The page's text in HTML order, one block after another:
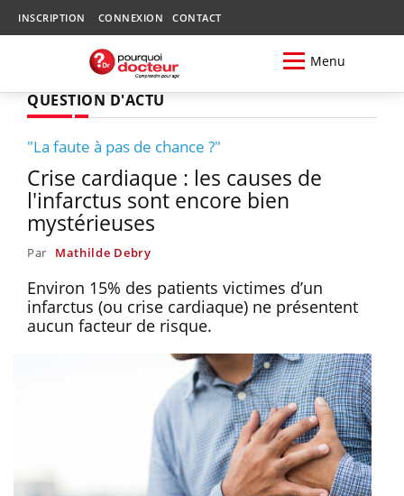
INSCRIPTION CONNEXION CONTACT
Menu
QUESTION D'ACTU
"La faute à pas de chance ?"
Crise cardiaque : les causes de
l'infarctus sont encore bien
mystérieuses
Par Mathilde Debry
Environ 15% des patients victimes d’un
infarctus (ou crise cardiaque) ne présentent
aucun facteur de risque.